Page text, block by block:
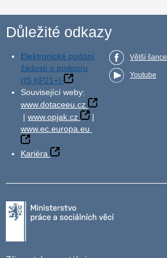
Důležité odkazy
Elektronické podání
žádosti o podporu
(IS KP21+)
Související weby:
www.dotaceeu.cz
| www.opjak.cz
|
www.ec.europa.eu
Kariéra
Větší šance
Youtube